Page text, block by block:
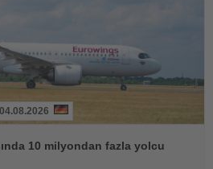
04.08.2026
10 milyondan fazla yolcu